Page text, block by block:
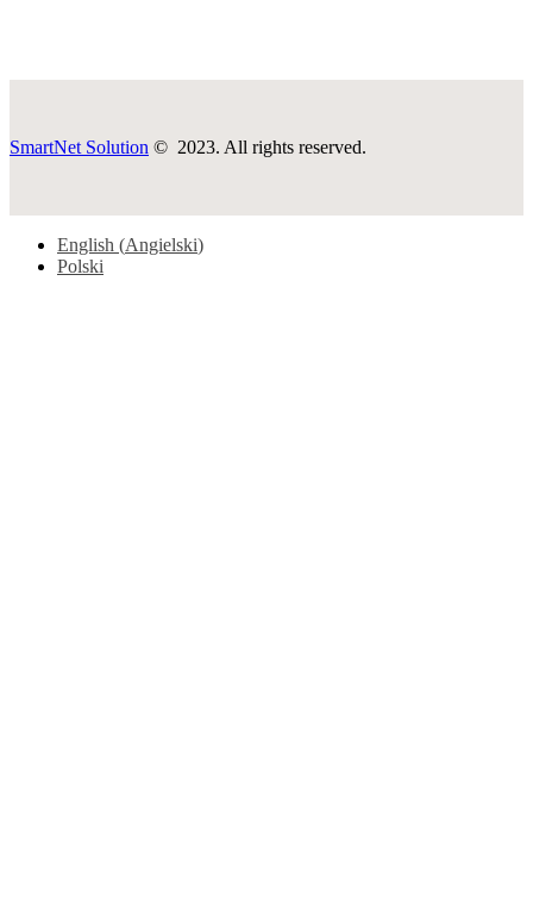
SmartNet Solution © 2023. All rights reserved.
English (Angielski)
Polski